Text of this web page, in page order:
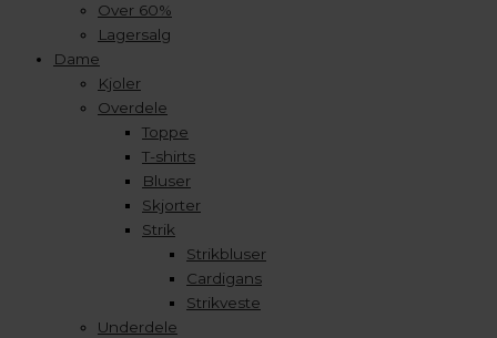
Over 60%
Lagersalg
Dame
Kjoler
Overdele
Toppe
T-shirts
Bluser
Skjorter
Strik
Strikbluser
Cardigans
Strikveste
Underdele